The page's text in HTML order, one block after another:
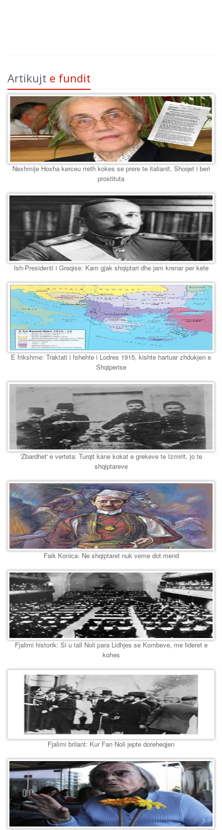
Artikujt e fundit
Nexhmije Hoxha kerceu rreth kokes se prere te italianit. Shoqet i beri
prostituta
Ish-Presidenti i Greqise: Kam gjak shqiptari dhe jam krenar per kete
E frikshme: Traktati i fshehte i Lodres 1915, kishte hartuar zhdukjen e
Shqiperise
'Zbardhet' e verteta: Turqit kane kokat e grekeve te Izmirit, jo te
shqiptareve
Faik Konica: Ne shqiptaret nuk veme dot mend
Fjalimi historik: Si u tall Noli para Lidhjes se Kombeve, me lideret e
kohes
Fjalimi brilant: Kur Fan Noli jepte doreheqjen